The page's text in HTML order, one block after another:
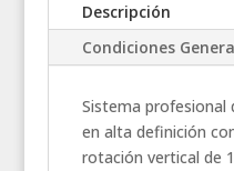
Descripción
Condiciones
Sistema profesional
en alta definición
rotación vertical de